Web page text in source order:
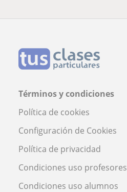
Términos y condiciones
Política de cookies
Configuración de Cookies
Política de privacidad
Condiciones uso profesores
Condiciones uso alumnos